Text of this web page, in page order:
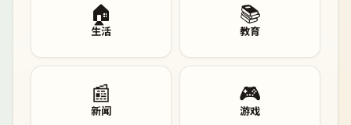
🏠
生活
📚
教育
📰
新闻
🎮
游戏